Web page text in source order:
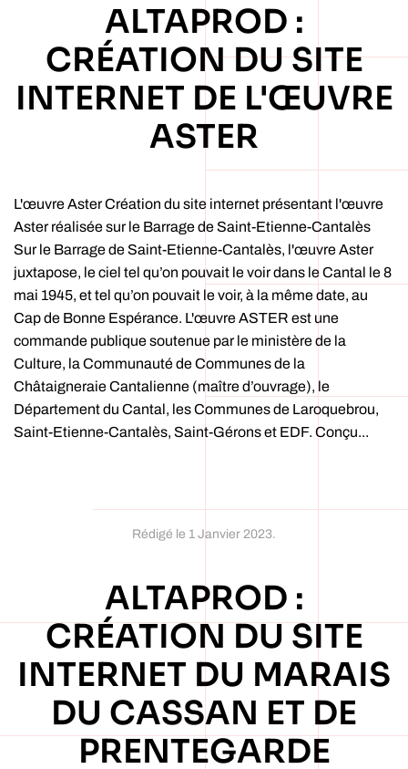
ALTAPROD :
CRÉATION DU SITE
INTERNET DE L'ŒUVRE
ASTER
L'œuvre Aster Création du site internet présentant l'œuvre
Aster réalisée sur le Barrage de Saint-Etienne-Cantalès
Sur le Barrage de Saint-Etienne-Cantalès, l'œuvre Aster
juxtapose, le ciel tel qu’on pouvait le voir dans le Cantal le 8
mai 1945, et tel qu’on pouvait le voir, à la même date, au
Cap de Bonne Espérance. L'œuvre ASTER est une
commande publique soutenue par le ministère de la
Culture, la Communauté de Communes de la
Châtaigneraie Cantalienne (maître d’ouvrage), le
Département du Cantal, les Communes de Laroquebrou,
Saint-Etienne-Cantalès, Saint-Gérons et EDF. Conçu...
Rédigé le 1 Janvier 2023.
ALTAPROD :
CRÉATION DU SITE
INTERNET DU MARAIS
DU CASSAN ET DE
PRENTEGARDE